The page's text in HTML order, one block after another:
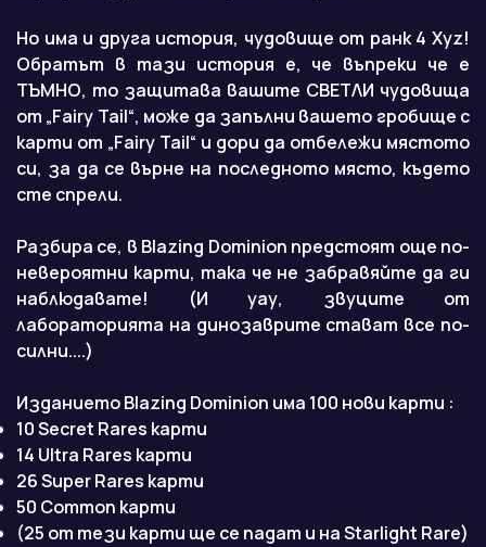
Но има и друга история, чудовище от ранк 4 Xyz!
Обратът в тази история е, че въпреки че е
ТЪМНО, то защитава вашите СВЕТЛИ чудовища
от „Fairy Tail“, може да запълни вашето гробище с
карти от „Fairy Tail“ и дори да отбележи мястото
си, за да се върне на последното място, където
сте спрели.
Разбира се, в Blazing Dominion предстоят още по-
невероятни карти, така че не забравяйте да ги
наблюдавате! (И уау, звуците от
лабораторията на динозаврите стават все по-
силни....)
Изданието Blazing Dominion има 100 нови карти :
10 Secret Rares карти
14 Ultra Rares карти
26 Super Rares карти
50 Common карти
(25 от тези карти ще се падат и на Starlight Rare)